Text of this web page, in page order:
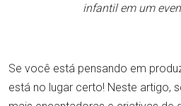
infantil em um
Se você está pensando em
está no lugar certo! Neste artigo,